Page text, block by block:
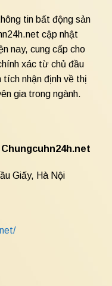
tin bất động sản
cập nhật
nay, cung cấp cho
xác từ chủ đầu
nhận định về thị
gia trong ngành.
Giấy, Hà Nội